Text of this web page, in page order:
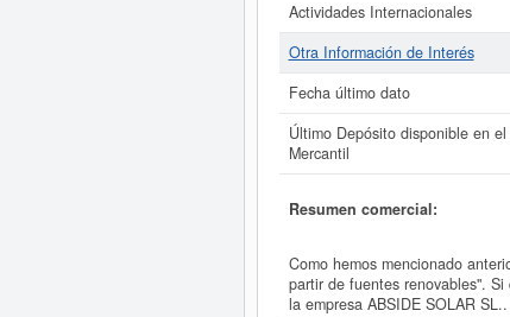
Actividades Internacionales
Otra Información de Interés
Fecha último dato
Último Depósito disponible en
Mercantil
Resumen comercial:
Como hemos mencionado
partir de fuentes renovables".
la empresa ABSIDE SOLAR SL..